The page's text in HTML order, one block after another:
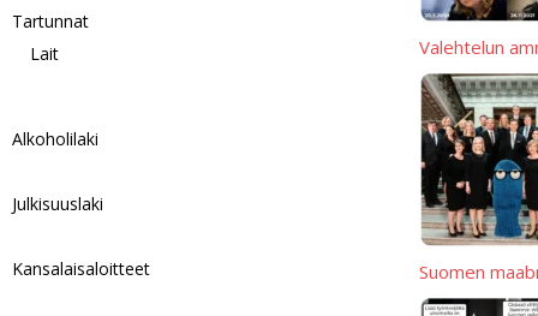
Valehtelun
Suomen
Tartunnat
Lait
Alkoholilaki
Julkisuuslaki
Kansalaisaloitteet